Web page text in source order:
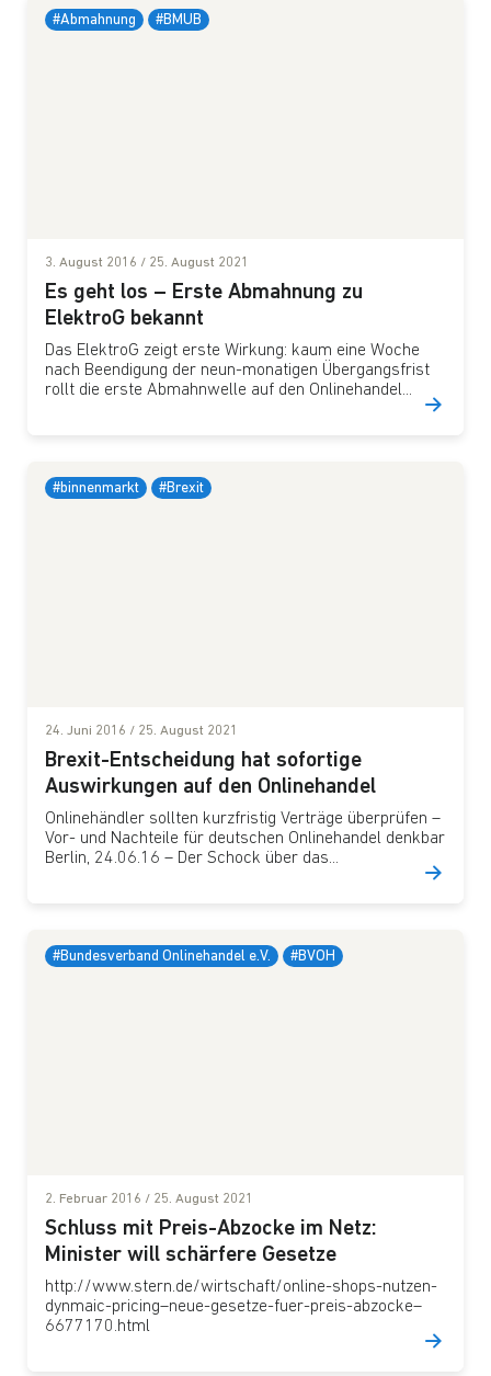
#Abmahnung #BMUB
3. August 2016 / 25. August 2021
Es geht los – Erste Abmahnung zu
ElektroG bekannt
Das ElektroG zeigt erste Wirkung: kaum eine Woche
nach Beendigung der neun-monatigen Übergangsfrist
rollt die erste Abmahnwelle auf den Onlinehandel...
#binnenmarkt #Brexit
24. Juni 2016 / 25. August 2021
Brexit-Entscheidung hat sofortige
Auswirkungen auf den Onlinehandel
Onlinehändler sollten kurzfristig Verträge überprüfen –
Vor- und Nachteile für deutschen Onlinehandel denkbar
Berlin, 24.06.16 – Der Schock über das...
#Bundesverband Onlinehandel e.V. #BVOH
2. Februar 2016 / 25. August 2021
Schluss mit Preis-Abzocke im Netz:
Minister will schärfere Gesetze
http://www.stern.de/wirtschaft/online-shops-nutzen-
dynmaic-pricing–neue-gesetze-fuer-preis-abzocke–
6677170.html